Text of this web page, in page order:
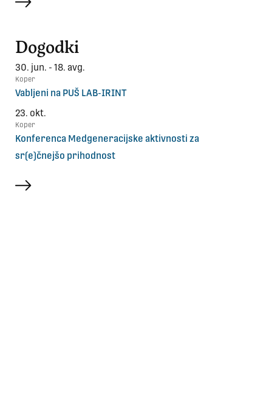
Dogodki
30. jun. - 18. avg.
Koper
Vabljeni na PUŠ LAB-IRINT
23. okt.
Koper
Konferenca Medgeneracijske aktivnosti za
sr(e)čnejšo prihodnost
več